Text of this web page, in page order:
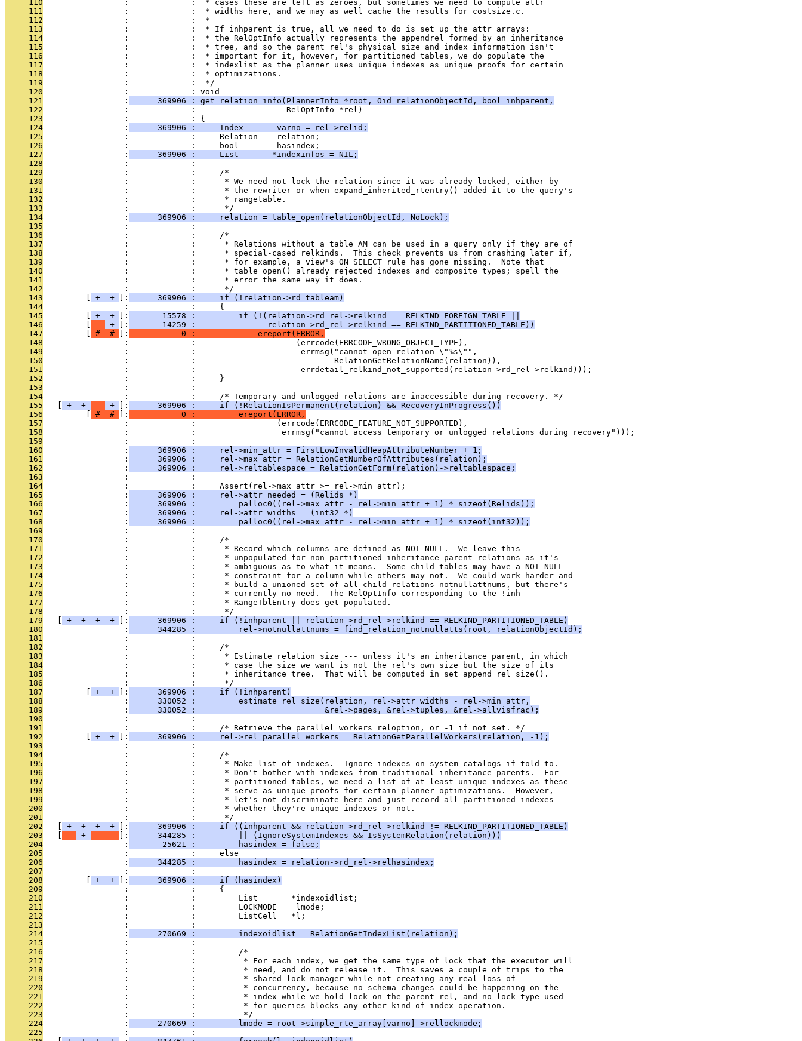
     110
                 :             :  * cases these are left as zeroes, but sometimes we need to compute attr
     111
                 :             :  * widths here, and we may as well cache the results for costsize.c.
     112
                 :             :  *
     113
                 :             :  * If inhparent is true, all we need to do is set up the attr arrays:
     114
                 :             :  * the RelOptInfo actually represents the appendrel formed by an inheritance
     115
                 :             :  * tree, and so the parent rel's physical size and index information isn't
     116
                 :             :  * important for it, however, for partitioned tables, we do populate the
     117
                 :             :  * indexlist as the planner uses unique indexes as unique proofs for certain
     118
                 :             :  * optimizations.
     119
                 :             :  */
     120
                 :             : void
     121
                 :
      369906 : get_relation_info(PlannerInfo *root, Oid relationObjectId, bool inhparent,
     122
                 :             :                   RelOptInfo *rel)
     123
                 :             : {
     124
                 :
      369906 :     Index       varno = rel->relid;
     125
                 :             :     Relation    relation;
     126
                 :             :     bool        hasindex;
     127
                 :
      369906 :     List       *indexinfos = NIL;
     128
                 :             :
     129
                 :             :     /*
     130
                 :             :      * We need not lock the relation since it was already locked, either by
     131
                 :             :      * the rewriter or when expand_inherited_rtentry() added it to the query's
     132
                 :             :      * rangetable.
     133
                 :             :      */
     134
                 :
      369906 :     relation = table_open(relationObjectId, NoLock);
     135
                 :             :
     136
                 :             :     /*
     137
                 :             :      * Relations without a table AM can be used in a query only if they are of
     138
                 :             :      * special-cased relkinds.  This check prevents us from crashing later if,
     139
                 :             :      * for example, a view's ON SELECT rule has gone missing.  Note that
     140
                 :             :      * table_open() already rejected indexes and composite types; spell the
     141
                 :             :      * error the same way it does.
     142
                 :             :      */
     143
+ + ]:
      369906 :     if (!relation->rd_tableam)
     144
                 :             :     {
     145
+ + ]:
       15578 :         if (!(relation->rd_rel->relkind == RELKIND_FOREIGN_TABLE ||
     146
- + ]:
       14259 :               relation->rd_rel->relkind == RELKIND_PARTITIONED_TABLE))
     147
# # ]:
           0 :             ereport(ERROR,
     148
                 :             :                     (errcode(ERRCODE_WRONG_OBJECT_TYPE),
     149
                 :             :                      errmsg("cannot open relation \"%s\"",
     150
                 :             :                             RelationGetRelationName(relation)),
     151
                 :             :                      errdetail_relkind_not_supported(relation->rd_rel->relkind)));
     152
                 :             :     }
     153
                 :             :
     154
                 :             :     /* Temporary and unlogged relations are inaccessible during recovery. */
     155
+ + - + ]:
      369906 :     if (!RelationIsPermanent(relation) && RecoveryInProgress())
     156
# # ]:
           0 :         ereport(ERROR,
     157
                 :             :                 (errcode(ERRCODE_FEATURE_NOT_SUPPORTED),
     158
                 :             :                  errmsg("cannot access temporary or unlogged relations during recovery")));
     159
                 :             :
     160
                 :
      369906 :     rel->min_attr = FirstLowInvalidHeapAttributeNumber + 1;
     161
                 :
      369906 :     rel->max_attr = RelationGetNumberOfAttributes(relation);
     162
                 :
      369906 :     rel->reltablespace = RelationGetForm(relation)->reltablespace;
     163
                 :             :
     164
                 :             :     Assert(rel->max_attr >= rel->min_attr);
     165
                 :
      369906 :     rel->attr_needed = (Relids *)
     166
                 :
      369906 :         palloc0((rel->max_attr - rel->min_attr + 1) * sizeof(Relids));
     167
                 :
      369906 :     rel->attr_widths = (int32 *)
     168
                 :
      369906 :         palloc0((rel->max_attr - rel->min_attr + 1) * sizeof(int32));
     169
                 :             :
     170
                 :             :     /*
     171
                 :             :      * Record which columns are defined as NOT NULL.  We leave this
     172
                 :             :      * unpopulated for non-partitioned inheritance parent relations as it's
     173
                 :             :      * ambiguous as to what it means.  Some child tables may have a NOT NULL
     174
                 :             :      * constraint for a column while others may not.  We could work harder and
     175
                 :             :      * build a unioned set of all child relations notnullattnums, but there's
     176
                 :             :      * currently no need.  The RelOptInfo corresponding to the !inh
     177
                 :             :      * RangeTblEntry does get populated.
     178
                 :             :      */
     179
+ + + + ]:
      369906 :     if (!inhparent || relation->rd_rel->relkind == RELKIND_PARTITIONED_TABLE)
     180
                 :
      344285 :         rel->notnullattnums = find_relation_notnullatts(root, relationObjectId);
     181
                 :             :
     182
                 :             :     /*
     183
                 :             :      * Estimate relation size --- unless it's an inheritance parent, in which
     184
                 :             :      * case the size we want is not the rel's own size but the size of its
     185
                 :             :      * inheritance tree.  That will be computed in set_append_rel_size().
     186
                 :             :      */
     187
+ + ]:
      369906 :     if (!inhparent)
     188
                 :
      330052 :         estimate_rel_size(relation, rel->attr_widths - rel->min_attr,
     189
                 :
      330052 :                           &rel->pages, &rel->tuples, &rel->allvisfrac);
     190
                 :             :
     191
                 :             :     /* Retrieve the parallel_workers reloption, or -1 if not set. */
     192
+ + ]:
      369906 :     rel->rel_parallel_workers = RelationGetParallelWorkers(relation, -1);
     193
                 :             :
     194
                 :             :     /*
     195
                 :             :      * Make list of indexes.  Ignore indexes on system catalogs if told to.
     196
                 :             :      * Don't bother with indexes from traditional inheritance parents.  For
     197
                 :             :      * partitioned tables, we need a list of at least unique indexes as these
     198
                 :             :      * serve as unique proofs for certain planner optimizations.  However,
     199
                 :             :      * let's not discriminate here and just record all partitioned indexes
     200
                 :             :      * whether they're unique indexes or not.
     201
                 :             :      */
     202
+ + + + ]:
      369906 :     if ((inhparent && relation->rd_rel->relkind != RELKIND_PARTITIONED_TABLE)
     203
- + - - ]:
      344285 :         || (IgnoreSystemIndexes && IsSystemRelation(relation)))
     204
                 :
       25621 :         hasindex = false;
     205
                 :             :     else
     206
                 :
      344285 :         hasindex = relation->rd_rel->relhasindex;
     207
                 :             :
     208
+ + ]:
      369906 :     if (hasindex)
     209
                 :             :     {
     210
                 :             :         List       *indexoidlist;
     211
                 :             :         LOCKMODE    lmode;
     212
                 :             :         ListCell   *l;
     213
                 :             :
     214
                 :
      270669 :         indexoidlist = RelationGetIndexList(relation);
     215
                 :             :
     216
                 :             :         /*
     217
                 :             :          * For each index, we get the same type of lock that the executor will
     218
                 :             :          * need, and do not release it.  This saves a couple of trips to the
     219
                 :             :          * shared lock manager while not creating any real loss of
     220
                 :             :          * concurrency, because no schema changes could be happening on the
     221
                 :             :          * index while we hold lock on the parent rel, and no lock type used
     222
                 :             :          * for queries blocks any other kind of index operation.
     223
                 :             :          */
     224
                 :
      270669 :         lmode = root->simple_rte_array[varno]->rellockmode;
     225
                 :             :